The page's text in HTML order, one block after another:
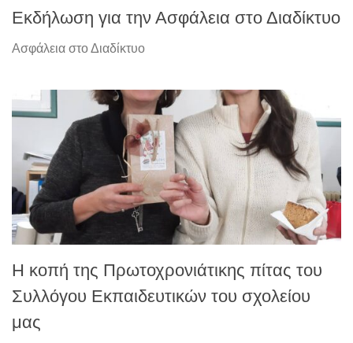
Εκδήλωση για την Ασφάλεια στο Διαδίκτυο
Ασφάλεια στο Διαδίκτυο
Η κοπή της Πρωτοχρονιάτικης πίτας του
Συλλόγου Εκπαιδευτικών του σχολείου
μας